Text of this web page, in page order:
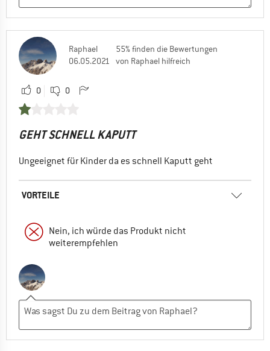
Raphael
06.05.2021
55% finden die Bewertungen
von Raphael hilfreich
0 0
GEHT SCHNELL KAPUTT
Ungeeignet für Kinder da es schnell Kaputt geht
VORTEILE
Nein, ich würde das Produkt nicht
weiterempfehlen